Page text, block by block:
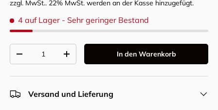
zzgl. MwSt.. 22% MwSt. werden an der Kasse hinzugefügt.
4 auf Lager - Sehr geringer Bestand
Menge verringernMenge erhöhen In den Warenkorb
Versand und Lieferung